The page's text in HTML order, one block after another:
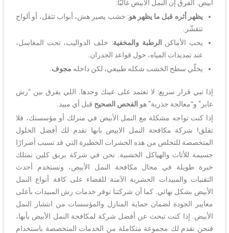
أبيض. الفرق إن النمل الأبيض غالبًا:
يظهر أثره قبل ما يظهر هو: خشب يصير هش، أبواب تثقل، أو ألواح
تتقشّر.
يحب الأماكن
الرطبة والمخفية: خلف الدواليب، تحت المغاسل،
عند تمديدات المياه، حول قواعد الجدران.
يخلّي سطح الخشب شكله طبيعي، لكن داخله مجوف.
إذا تبي قرار سريع: لا تعتمد على عينك وحدها. اللي يفرق بين “رش
عابر” و“معالجة جذرية” هو الفحص الصحيح قبل أي مبيد.
إذا كنت تواجه مشكلة مع النمل الأبيض في منزلك أو مؤسستك، فلا
تقلق! شركة مكافحة النمل الابيض بابها تقدم لك أفضل الحلول
المتخصصة للتخلص من هذه الحشرات الخطيرة التي قد تسبب أضرارًا
جسيمة للأثاث والهياكل الخشبية. نحن في شركة بريق كلين نمتلك
خبرة طويلة في مجال مكافحة النمل الأبيض، ونستخدم أحدث
التقنيات والمبيدات الحشرية الآمنة للقضاء على كافة أنواع النمل
الأبيض بشكل نهائي. كما أن شركتنا توفر خدمات رش المبيدات بأعلى
معايير الجودة لضمان حماية المنازل والمؤسسات من انتشار النمل
الأبيض. إذا كنت تبحث عن أفضل شركة لمكافحة النمل الأبيض بأبها،
فنحن نقدم لك مجموعة متكاملة من الخدمات المتخصصة باستخدام